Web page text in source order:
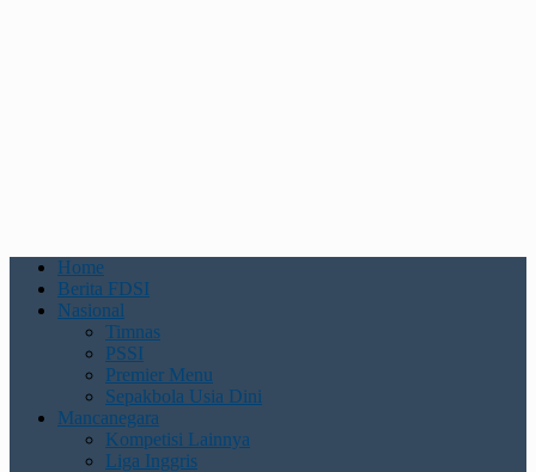
Home
Berita FDSI
Nasional
Timnas
PSSI
Premier Menu
Sepakbola Usia Dini
Mancanegara
Kompetisi Lainnya
Liga Inggris